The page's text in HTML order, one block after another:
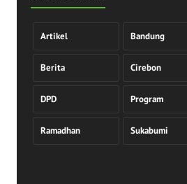
Artikel Bandung
Berita Cirebon
DPD Program
Ramadhan Sukabumi